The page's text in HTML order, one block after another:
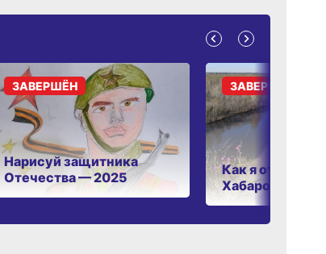
Нарисуй защитника
Отечества — 2025
ЗАВЕРШЁН
Как я отдыхаю в
Хабаровском
ЗАВЕРШЁН